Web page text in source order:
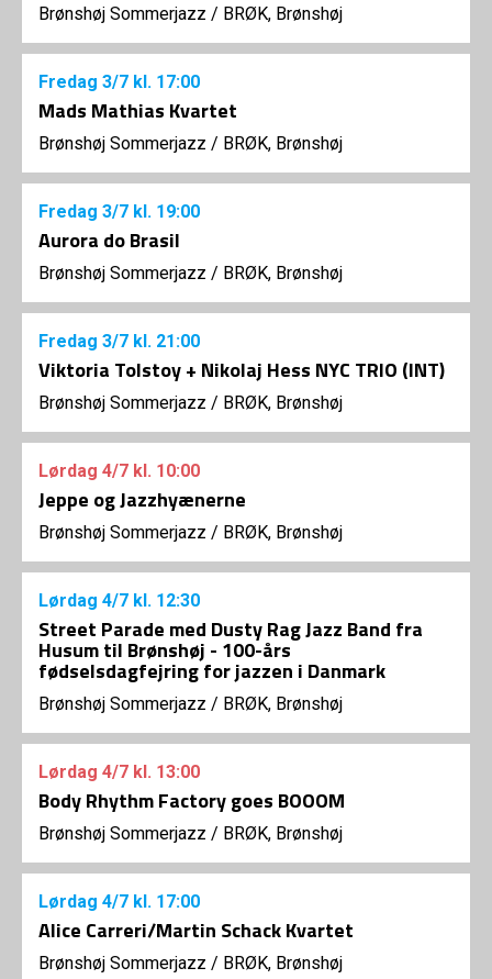
Brønshøj Sommerjazz / BRØK, Brønshøj
Fredag 3/7 kl. 17:00
Mads Mathias Kvartet
Brønshøj Sommerjazz / BRØK, Brønshøj
Fredag 3/7 kl. 19:00
Aurora do Brasil
Brønshøj Sommerjazz / BRØK, Brønshøj
Fredag 3/7 kl. 21:00
Viktoria Tolstoy + Nikolaj Hess NYC TRIO (INT)
Brønshøj Sommerjazz / BRØK, Brønshøj
Lørdag 4/7 kl. 10:00
Jeppe og Jazzhyænerne
Brønshøj Sommerjazz / BRØK, Brønshøj
Lørdag 4/7 kl. 12:30
Street Parade med Dusty Rag Jazz Band fra
Husum til Brønshøj - 100-års
fødselsdagfejring for jazzen i Danmark
Brønshøj Sommerjazz / BRØK, Brønshøj
Lørdag 4/7 kl. 13:00
Body Rhythm Factory goes BOOOM
Brønshøj Sommerjazz / BRØK, Brønshøj
Lørdag 4/7 kl. 17:00
Alice Carreri/Martin Schack Kvartet
Brønshøj Sommerjazz / BRØK, Brønshøj